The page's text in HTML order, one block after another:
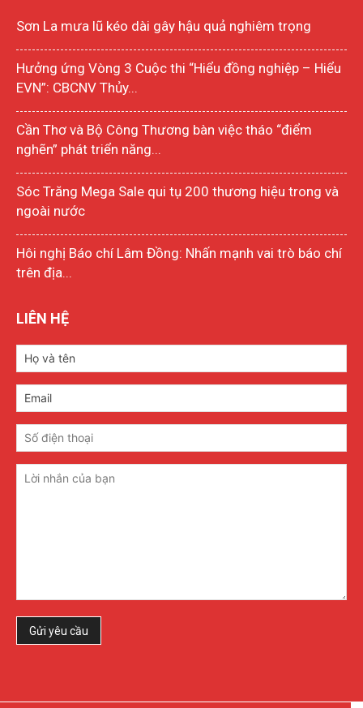
Sơn La mưa lũ kéo dài gây hậu quả nghiêm trọng
Hưởng ứng Vòng 3 Cuộc thi “Hiểu đồng nghiệp – Hiểu
EVN”: CBCNV Thủy...
Cần Thơ và Bộ Công Thương bàn việc tháo “điểm
nghẽn” phát triển năng...
Sóc Trăng Mega Sale qui tụ 200 thương hiệu trong và
ngoài nước
Hôi nghị Báo chí Lâm Đồng: Nhấn mạnh vai trò báo chí
trên địa...
LIÊN HỆ